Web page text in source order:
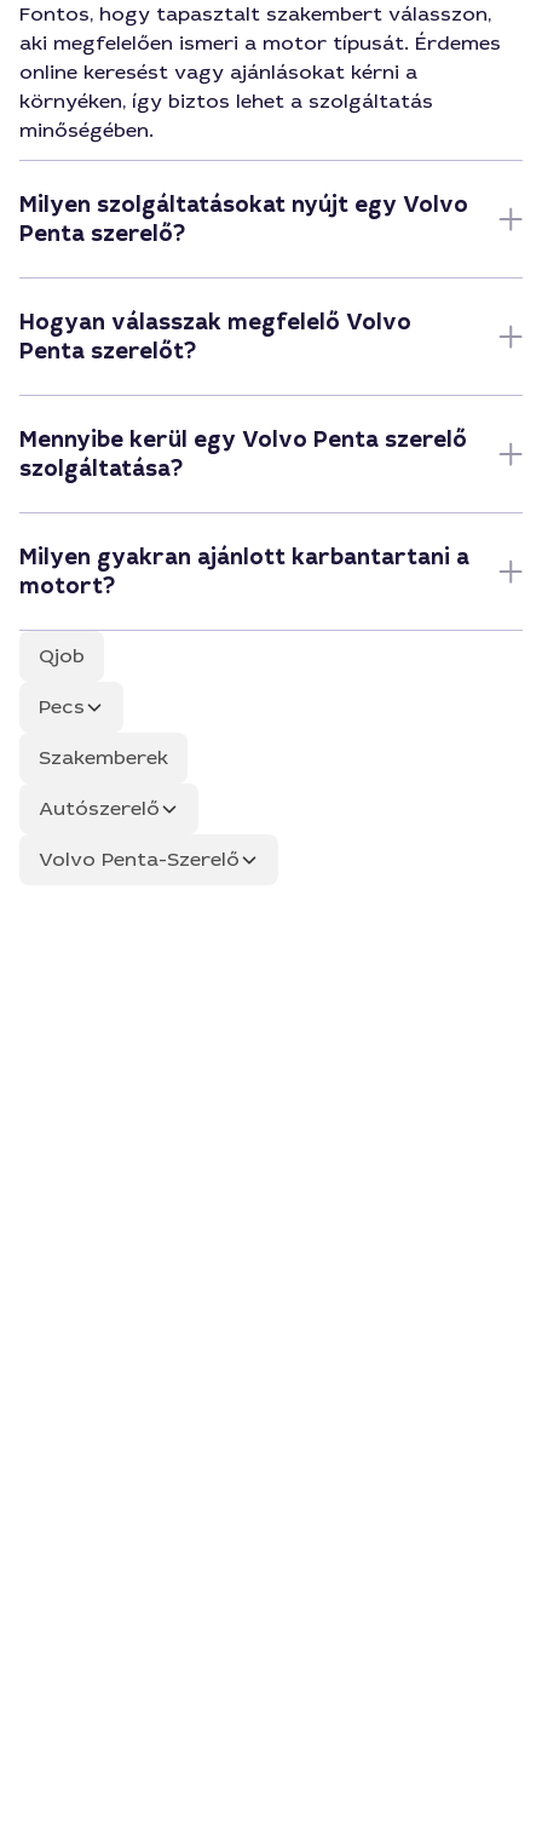
Fontos, hogy tapasztalt szakembert válasszon,
aki megfelelően ismeri a motor típusát. Érdemes
online keresést vagy ajánlásokat kérni a
környéken, így biztos lehet a szolgáltatás
minőségében.
Milyen szolgáltatásokat nyújt egy Volvo
Penta szerelő?
Hogyan válasszak megfelelő Volvo
Penta szerelőt?
Mennyibe kerül egy Volvo Penta szerelő
szolgáltatása?
Milyen gyakran ajánlott karbantartani a
motort?
Qjob
Pecs
Szakemberek
Autószerelő
Volvo Penta-Szerelő